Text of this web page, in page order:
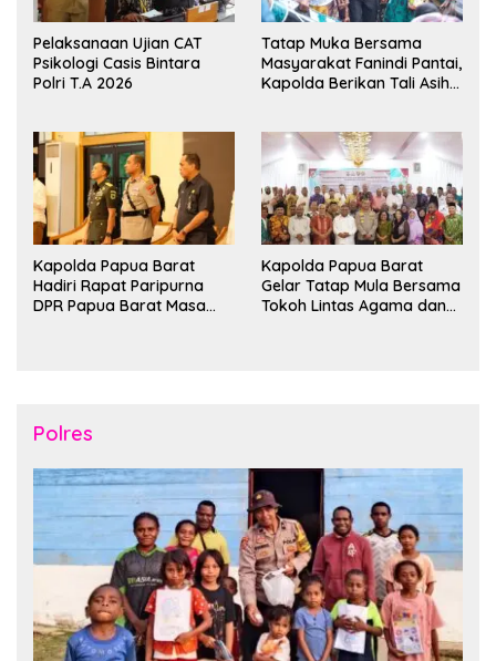
Pelaksanaan Ujian CAT
Psikologi Casis Bintara
Polri T.A 2026
Tatap Muka Bersama
Masyarakat Fanindi Pantai,
Kapolda Berikan Tali Asih
Kapolda Papua Barat
Hadiri Rapat Paripurna
DPR Papua Barat Masa
Kapolda Papua Barat
Gelar Tatap Mula Bersama
Tokoh Lintas Agama dan
Polres